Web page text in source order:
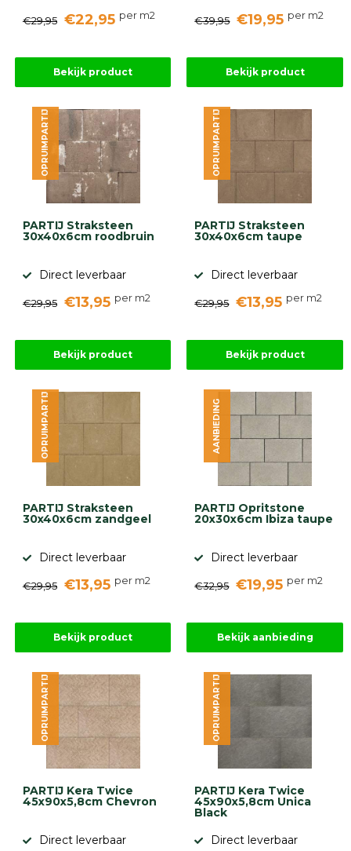
gebaseerd
€29,95 €22,95 per m2
Bekijk product
€39,95 €19,95 per m2
Bekijk product
PARTIJ Straksteen
30x40x6cm roodbruin
Direct leverbaar
€29,95 €13,95 per m2
OPRUIMPARTIJ
Bekijk product
PARTIJ Straksteen
30x40x6cm taupe
Direct leverbaar
€29,95 €13,95 per m2
OPRUIMPARTIJ
Bekijk product
PARTIJ Straksteen
30x40x6cm zandgeel
Direct leverbaar
€29,95 €13,95 per m2
OPRUIMPARTIJ
Bekijk product
PARTIJ Opritstone
20x30x6cm Ibiza taupe
Direct leverbaar
€32,95 €19,95 per m2
AANBIEDING
Bekijk aanbieding
PARTIJ Kera Twice
45x90x5,8cm Chevron
Direct leverbaar
OPRUIMPARTIJ
PARTIJ Kera Twice
45x90x5,8cm Unica
Black
Direct leverbaar
OPRUIMPARTIJ